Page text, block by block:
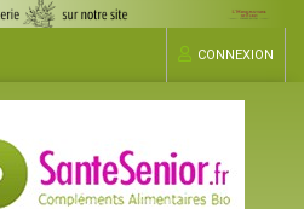
CONNEXION